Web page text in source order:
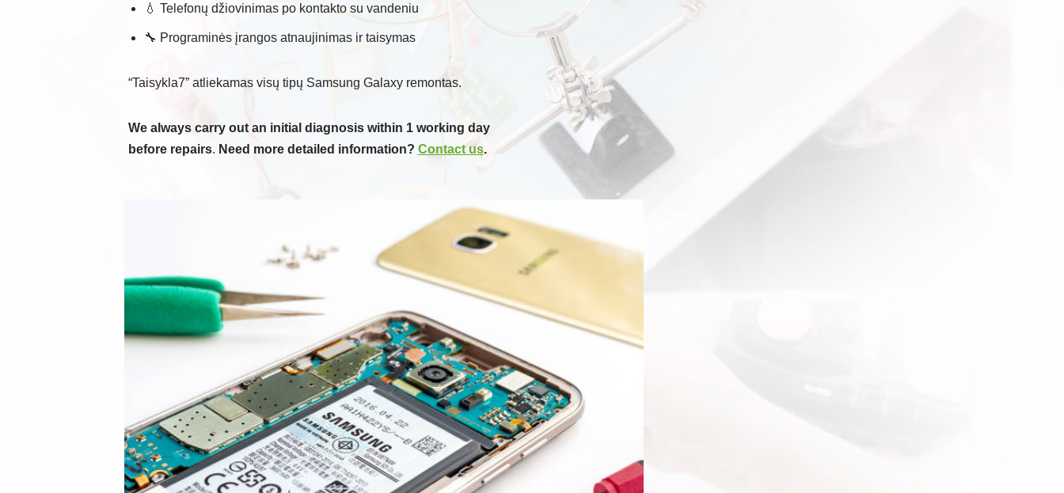
💧 Telefonų džiovinimas po kontakto su vandeniu
🔧 Programinės įrangos atnaujinimas ir taisymas
“Taisykla7” atliekamas visų tipų Samsung Galaxy remontas.
We always carry out an initial diagnosis within 1 working day
before repairs. Need more detailed information? Contact us.